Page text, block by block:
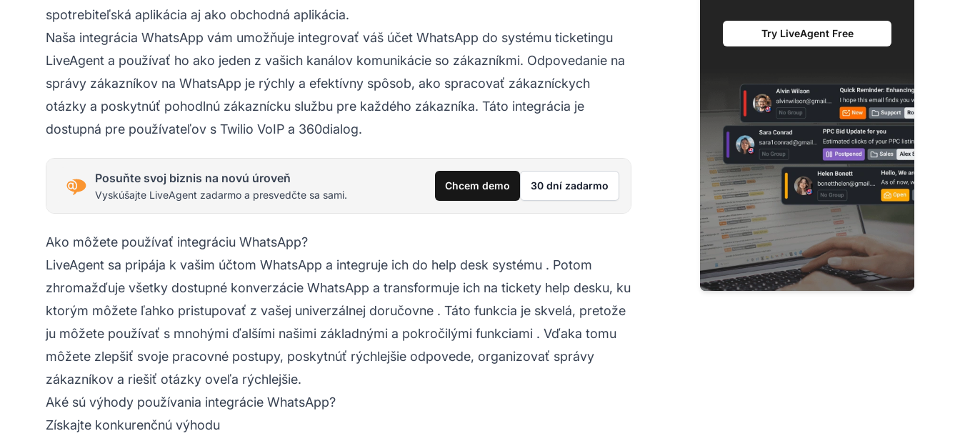
spotrebiteľská aplikácia aj ako obchodná aplikácia.
Naša integrácia WhatsApp vám umožňuje integrovať váš účet WhatsApp do systému ticketingu
LiveAgent a používať ho ako jeden z vašich kanálov komunikácie so zákazníkmi. Odpovedanie na
správy zákazníkov na WhatsApp je rýchly a efektívny spôsob, ako spracovať zákazníckych
otázky a poskytnúť pohodlnú zákaznícku službu pre každého zákazníka. Táto integrácia je
dostupná pre používateľov s Twilio VoIP a 360dialog.
Posuňte svoj biznis na novú úroveň
Vyskúšajte LiveAgent zadarmo a presvedčte sa sami.
Chcem demo 30 dní zadarmo
Ako môžete používať integráciu WhatsApp?
LiveAgent sa pripája k vašim účtom WhatsApp a integruje ich do help desk systému . Potom
zhromažďuje všetky dostupné konverzácie WhatsApp a transformuje ich na tickety help desku, ku
ktorým môžete ľahko pristupovať z vašej univerzálnej doručovne . Táto funkcia je skvelá, pretože
ju môžete používať s mnohými ďalšími našimi základnými a pokročilými funkciami . Vďaka tomu
môžete zlepšiť svoje pracovné postupy, poskytnúť rýchlejšie odpovede, organizovať správy
zákazníkov a riešiť otázky oveľa rýchlejšie.
Aké sú výhody používania integrácie WhatsApp?
Získajte konkurenčnú výhodu
Try LiveAgent Free